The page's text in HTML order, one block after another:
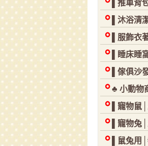
▌推車背
▌沐浴清
▌服飾衣
▌睡床睡
▌傢俱沙
♣ 小動
▌寵物鼠
▌寵物兔
▌鼠兔用